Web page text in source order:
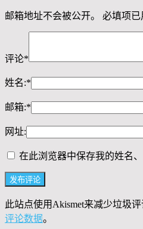
邮箱地址不会被公开。 必填项已
评论*
姓名:*
邮箱:*
网址:
在此浏览器中保存我的姓名
此站点使用Akismet来减少垃圾评
评论数据。